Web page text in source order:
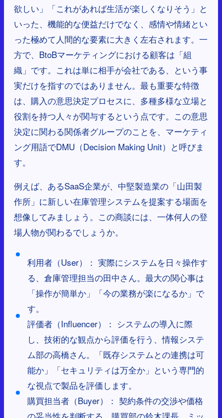
欲しい」「これがあれば生活が楽しくなりそう」と
いった、機能的な便益だけでなく、感情や情緒とい
った極めて人間的な要素に大きく左右されます。一
方で、BtoBマーケティングにおける顧客は「組
織」です。これは単に相手が会社である、という事
実だけを指すのではありません。最も重要な特徴
は、購入の意思決定プロセスに、多種多様な立場と
役割を持つ人々が関与するという点です。この意思
決定に関わる関係者グループのことを、マーケティ
ング用語でDMU（Decision Making Unit）と呼びま
す。
例えば、あるSaaS企業が、中堅製造業の「山田製
作所」に新しい在庫管理システムを提案する場面を
想像してみましょう。この商談には、一体何人の登
場人物が関わるでしょうか。
利用者（User）： 実際にシステムを日々操作す
る、倉庫管理担当の田中さん。最大の関心事は
「操作が簡単か」「今の業務が楽になるか」で
す。
評価者（Influencer）： システムの導入に際
し、技術的な観点から評価を行う、情報システ
ム部の高橋さん。「既存システムとの連携は可
能か」「セキュリティは万全か」という専門的
な視点で製品を評価します。
購買担当者（Buyer）： 契約条件の交渉や価格